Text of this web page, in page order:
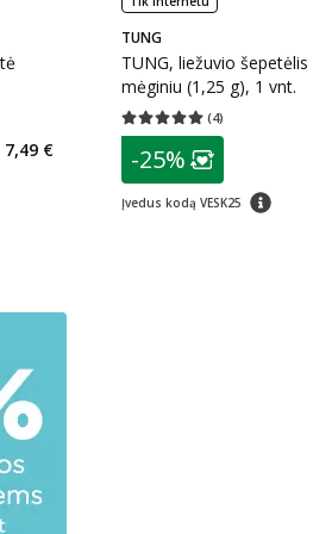
nuolaida:
7,49 €
TUNG
TUNG, liežuvio
mėginiu (1,25 g), 1 vnt.
(4)
Vidutinis įvertinimas 5.00
patarimas
Lojalumo
-25%
Įvedus kodą VESK25 patarimas